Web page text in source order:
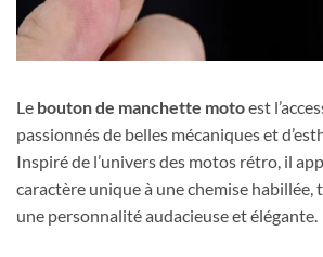
Le bouton de manchette motoest
passionnés de belles mécaniques et
Inspiré de l’univers des motos rétro, il
caractère unique à une chemise
une personnalité audacieuse et élégante.